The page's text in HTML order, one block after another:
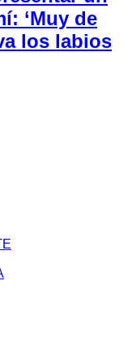
‘Muy de
los labios